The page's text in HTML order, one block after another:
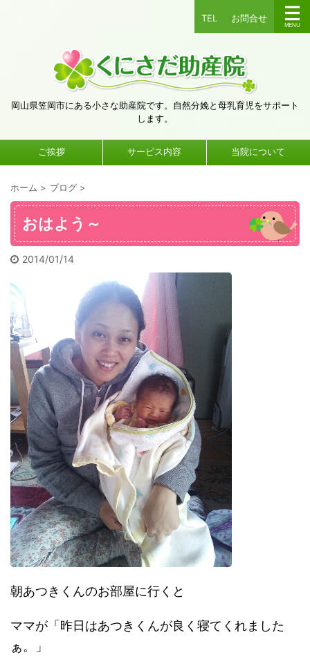
TEL お問合せ
岡山県笠岡市にある小さな助産院です。自然分娩と母乳育児をサポート
します。
ご挨拶 サービス内容 当院について
ホーム > ブログ >
おはよう～
2014/01/14
朝あつきくんのお部屋に行くと
ママが「昨日はあつきくんが良く寝てくれました
ぁ。」